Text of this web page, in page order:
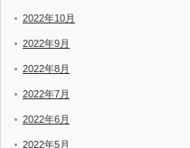
2022年10月
2022年9月
2022年8月
2022年7月
2022年6月
2022年5月